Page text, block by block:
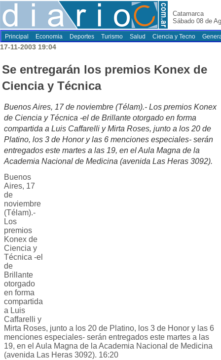
Catamarca
Sábado 08 de
Principal Economia Deportes Turismo Salud Ciencia y Tecno
17-11-2003 19:04
Se entregarán los premios Konex de
Ciencia y Técnica
Buenos Aires, 17 de noviembre (Télam).- Los premios Konex
de Ciencia y Técnica -el de Brillante otorgado en forma
compartida a Luis Caffarelli y Mirta Roses, junto a los 20 de
Platino, los 3 de Honor y las 6 menciones especiales- serán
entregados este martes a las 19, en el Aula Magna de la
Academia Nacional de Medicina (avenida Las Heras 3092).
Buenos
Aires, 17
de
noviembre
(Télam).-
Los
premios
Konex de
Ciencia y
Técnica -el
de
Brillante
otorgado
en forma
compartida
a Luis
Caffarelli y
Mirta Roses, junto a los 20 de Platino, los 3 de Honor y las 6
menciones especiales- serán entregados este martes a las
19, en el Aula Magna de la Academia Nacional de Medicina
(avenida Las Heras 3092). 16:20